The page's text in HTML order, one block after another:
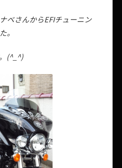
ベさんからEFIチューニン
。
(^_^)